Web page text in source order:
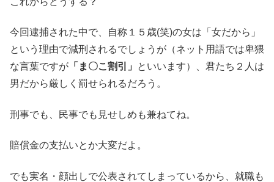
今回逮捕された中で、自称１５歳(笑)の女は「女だから」
という理由で減刑されるでしょうが（ネット用語では卑猥
な言葉ですが 「ま〇こ割引」
といいます）、君たち２人は
男だから厳しく罰せられるだろう。
刑事でも、民事でも見せしめも兼ねてね。
賠償金の支払いとか大変だよ。
でも実名・顔出しで公表されてしまっているから、就職も